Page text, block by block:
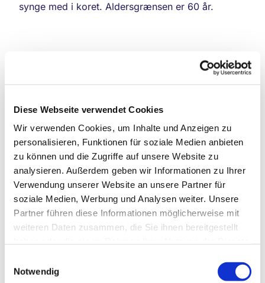
Diese Webseite verwendet Cookies
Wir verwenden Cookies, um Inhalte und Anzeigen zu
personalisieren, Funktionen für soziale Medien anbieten
zu können und die Zugriffe auf unsere Website zu
analysieren. Außerdem geben wir Informationen zu Ihrer
Verwendung unserer Website an unsere Partner für
soziale Medien, Werbung und Analysen weiter. Unsere
Partner führen diese Informationen möglicherweise mit
weiteren Daten zusammen, die Sie ihnen bereitgestellt
Notwendig
synge med i koret. Aldersgrænsen er 60 år.